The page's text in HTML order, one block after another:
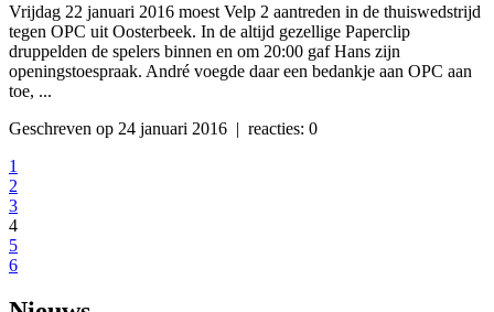
Vrijdag 22 januari 2016 moest Velp 2 aantreden in de thuiswedstrijd
tegen OPC uit Oosterbeek. In de altijd gezellige Paperclip
druppelden de spelers binnen en om 20:00 gaf Hans zijn
openingstoespraak. André voegde daar een bedankje aan OPC aan
toe, ...
Geschreven op 24 januari 2016 | reacties: 0
1
2
3
4
5
6